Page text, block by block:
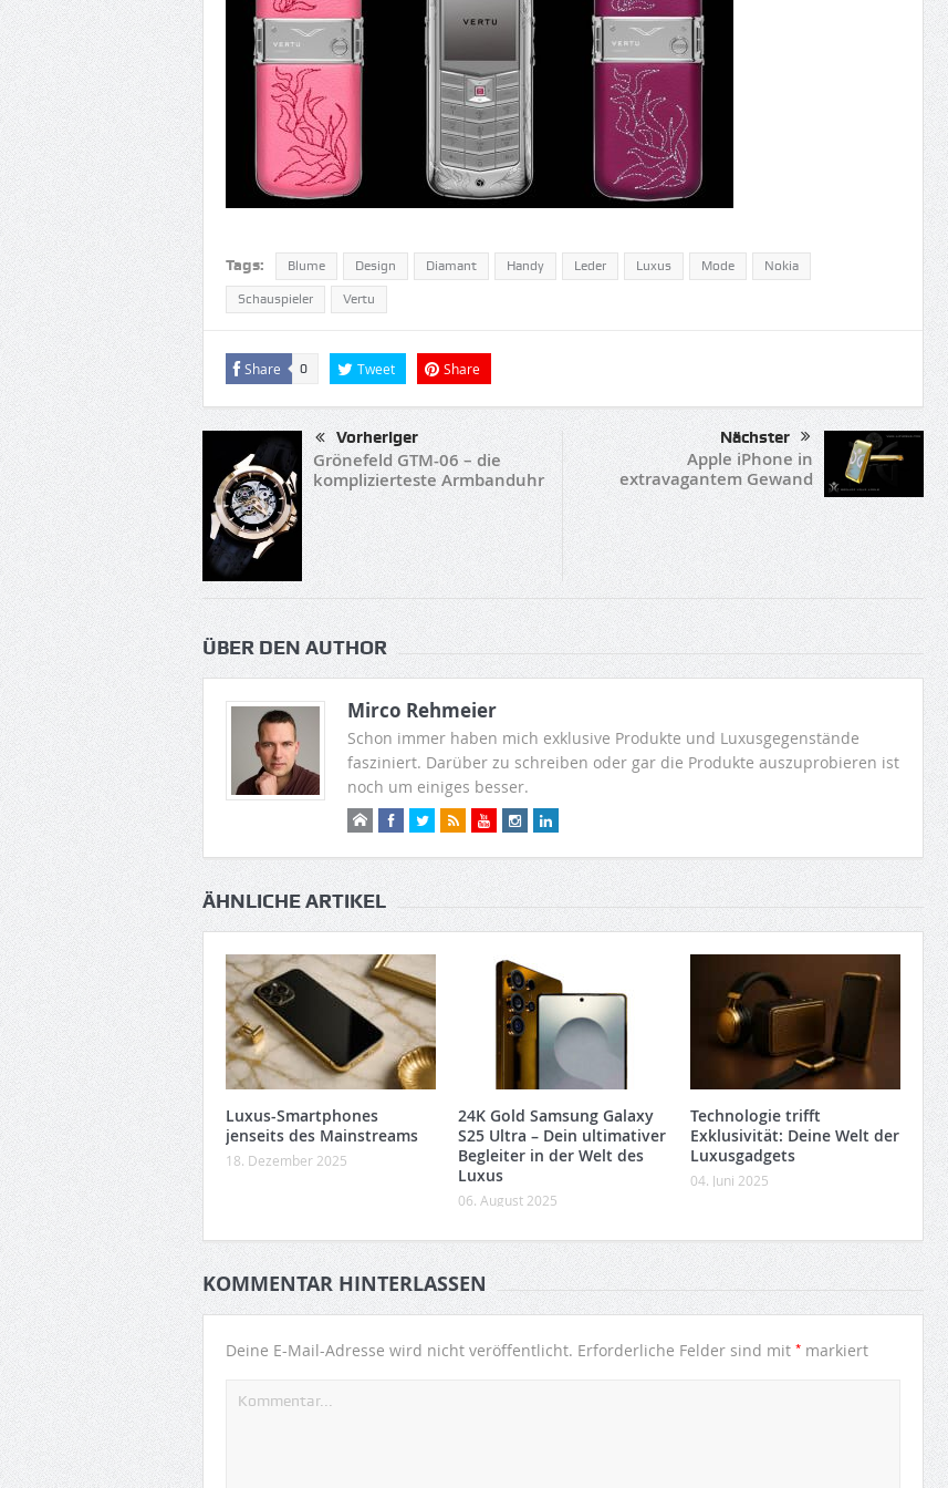
Tags: Blume Design Diamant Handy Leder Luxus Mode Nokia
Schauspieler Vertu
Share 0 Tweet Share
Vorheriger
Grönefeld GTM-06 – die
komplizierteste Armbanduhr
Nächster
Apple iPhone in
extravagantem Gewand
ÜBER DEN AUTHOR
Mirco Rehmeier
Schon immer haben mich exklusive Produkte und Luxusgegenstände
fasziniert. Darüber zu schreiben oder gar die Produkte auszuprobieren ist
noch um einiges besser.
ÄHNLICHE ARTIKEL
Luxus-Smartphones
jenseits des Mainstreams
18. Dezember 2025
24K Gold Samsung Galaxy
S25 Ultra – Dein ultimativer
Begleiter in der Welt des
Luxus
06. August 2025
Technologie trifft
Exklusivität: Deine Welt der
Luxusgadgets
04. Juni 2025
KOMMENTAR HINTERLASSEN
Deine E-Mail-Adresse wird nicht veröffentlicht. Erforderliche Felder sind mit * markiert